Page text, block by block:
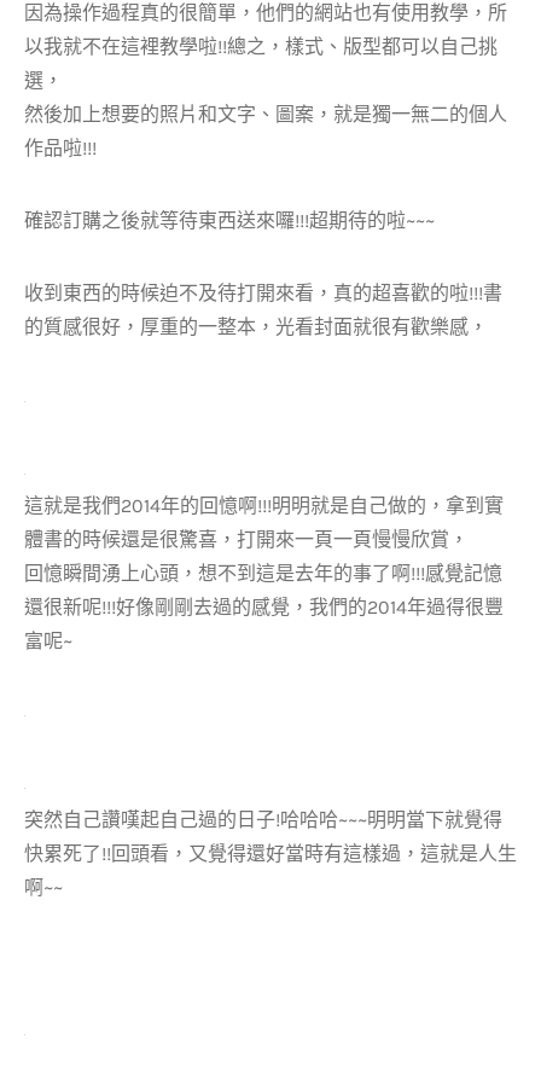
因為操作過程真的很簡單，他們的網站也有使用教學，所
以我就不在這裡教學啦!!總之，樣式、版型都可以自己挑
選，
然後加上想要的照片和文字、圖案，就是獨一無二的個人
作品啦!!!
確認訂購之後就等待東西送來囉!!!超期待的啦~~~
收到東西的時候迫不及待打開來看，真的超喜歡的啦!!!書
的質感很好，厚重的一整本，光看封面就很有歡樂感，
這就是我們2014年的回憶啊!!!明明就是自己做的，拿到實
體書的時候還是很驚喜，打開來一頁一頁慢慢欣賞，
回憶瞬間湧上心頭，想不到這是去年的事了啊!!!感覺記憶
還很新呢!!!好像剛剛去過的感覺，我們的2014年過得很豐
富呢~
突然自己讚嘆起自己過的日子!哈哈哈~~~明明當下就覺得
快累死了!!回頭看，又覺得還好當時有這樣過，這就是人生
啊~~